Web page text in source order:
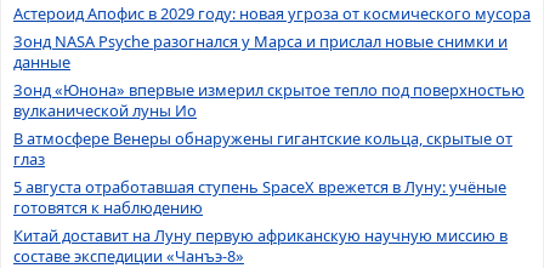
Астероид Апофис в 2029 году: новая угроза от космического мусора
Зонд NASA Psyche разогнался у Марса и прислал новые снимки и
данные
Зонд «Юнона» впервые измерил скрытое тепло под поверхностью
вулканической луны Ио
В атмосфере Венеры обнаружены гигантские кольца, скрытые от
глаз
5 августа отработавшая ступень SpaceX врежется в Луну: учёные
готовятся к наблюдению
Китай доставит на Луну первую африканскую научную миссию в
составе экспедиции «Чанъэ-8»